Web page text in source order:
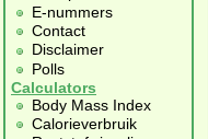
E-nummers
Contact
Disclaimer
Polls
Calculators
Body Mass Index
Calorieverbruik